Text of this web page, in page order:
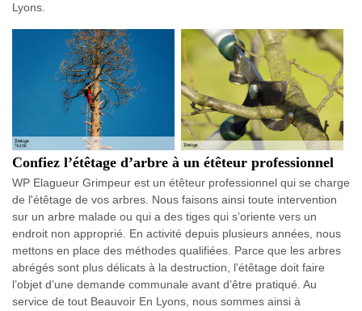
Lyons.
Confiez l’étêtage d’arbre à un étêteur professionnel
WP Elagueur Grimpeur est un étêteur professionnel qui se charge
de l'étêtage de vos arbres. Nous faisons ainsi toute intervention
sur un arbre malade ou qui a des tiges qui s’oriente vers un
endroit non approprié. En activité depuis plusieurs années, nous
mettons en place des méthodes qualifiées. Parce que les arbres
abrégés sont plus délicats à la destruction, l'étêtage doit faire
l’objet d’une demande communale avant d’être pratiqué. Au
service de tout Beauvoir En Lyons, nous sommes ainsi à